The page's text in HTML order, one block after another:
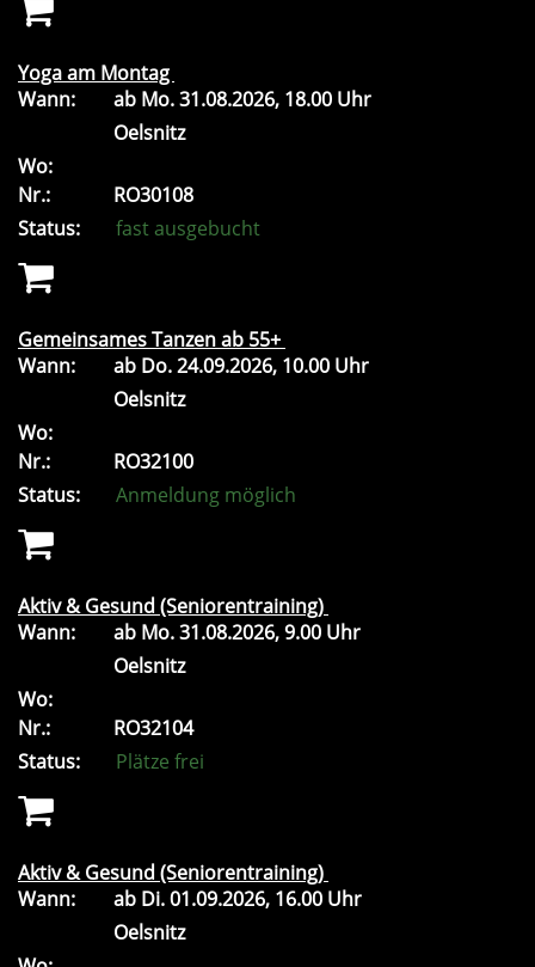
Yoga am Montag
Wann:
ab Mo.31.08.2026, 18.00 Uhr
Oelsnitz
Wo:
Nr.:
RO30108
Status:
fast ausgebucht
Gemeinsames Tanzen ab 55+
Wann:
ab Do.24.09.2026, 10.00 Uhr
Oelsnitz
Wo:
Nr.:
RO32100
Status:
Anmeldung möglich
Aktiv & Gesund (Seniorentraining)
Wann:
ab Mo.31.08.2026, 9.00 Uhr
Oelsnitz
Wo:
Nr.:
RO32104
Status:
Plätze frei
Aktiv & Gesund (Seniorentraining)
Wann:
ab Di.01.09.2026, 16.00 Uhr
Oelsnitz